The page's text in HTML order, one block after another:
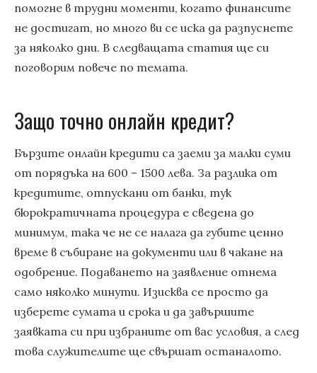
помогне в трудни моменти, когато финансите
не достигат, но много ви се иска да разпуснете
за няколко дни. В следващата статия ще си
поговорим повече по темата.
Защо точно онлайн кредит?
Бързите онлайн кредити са заеми за малки суми
от порядъка на 600 – 1500 лева. За разлика от
кредитите, отпускани от банки, тук
бюрократичната процедура е сведена до
минимум, така че не се налага да губите ценно
време в събиране на документи или в чакане на
одобрение. Подаването на заявление отнема
само няколко минути. Изисква се просто да
изберете сумата и срока и да завършите
заявката си при избраните от вас условия, а след
това служителите ще свършат останалото.